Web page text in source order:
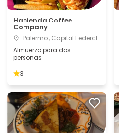
Hacienda Coffee
Company
Palermo , Capital Federal
Almuerzo para dos
personas
3